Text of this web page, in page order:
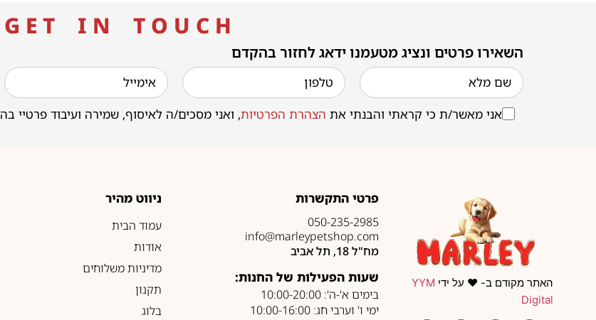
G E T I N T O U C H
השאירו פרטים ונציג מטעמנו ידאג לחזור בהקדם
אני מאשר/ת כי קראתי והבנתי את הצהרת הפרטיות, ואני מסכים/ה לאיסוף, שמירה ועיבוד פרטיי
האתר מקודם ב- ❤️ על ידי YYM
Digital
פרטי התקשרות
050-235-2985
info@marleypetshop.com
מח"ל 18, תל אביב
שעות הפעילות של החנות:
בימים א'-ה': 10:00-20:00
ימי ו' וערבי חג: 10:00-16:00
ניווט מהיר
עמוד הבית
אודות
מדיניות משלוחים
תקנון
בלוג